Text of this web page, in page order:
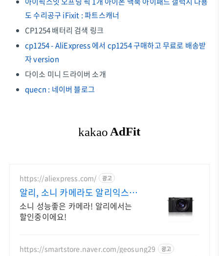
도 수리공구 iFixit : 파트스캐너
CP1254 배터리 검색 링크
cp1254 - AliExpress 에서 cp1254 구매하고 무료로 배송받
자 version
다이소 미니 드라이버 소개
quecn : 네이버 블로그
https://aliexpress.com/ 광고
알리, 소니 카메라도 알리익스프
레스
소니 성능좋은 카메라! 알리에서는
할인중이에요!
https://smartstore.naver.com/geosung29 광고